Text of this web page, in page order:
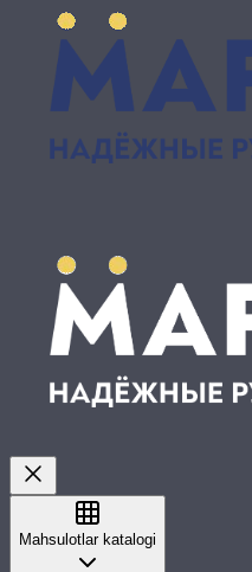
Mahsulotlar katalogi